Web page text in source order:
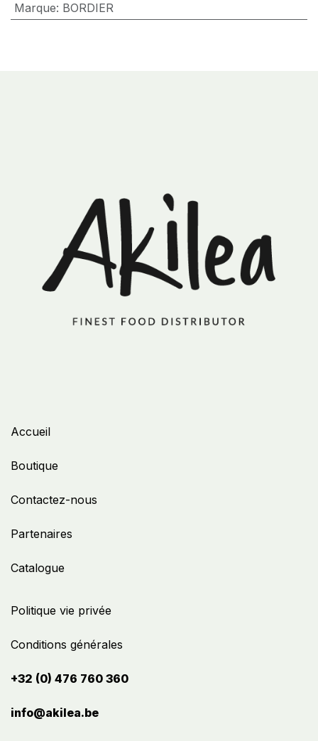
Marque: BORDIER
Politique vie privée
Conditions générales
+32 (0) 476 760 360
info@akilea.be​
Accueil
Boutique
Contactez-nous
Partenaires
Catalogue